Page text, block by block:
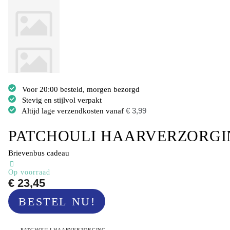
Voor 20:00 besteld, morgen bezorgd
Stevig en stijlvol verpakt
Altijd lage verzendkosten vanaf € 3,99
PATCHOULI
Brievenbus cadeau
Op voorraad
€ 23,45
BESTEL NU!